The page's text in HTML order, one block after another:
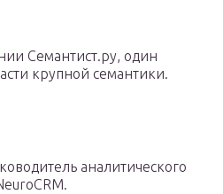
Семантист.ру, один
крупной семантики.
аналитического